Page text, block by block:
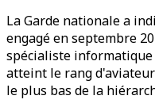
La Garde nationale a
engagé en septembre
spécialiste
atteint le rang
le plus bas de la